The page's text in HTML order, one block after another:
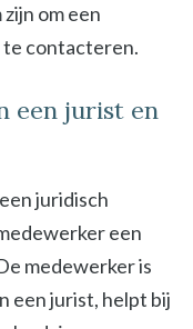
om een
te contacteren.
een jurist en
juridisch
een
medewerker is
een jurist, helpt bij